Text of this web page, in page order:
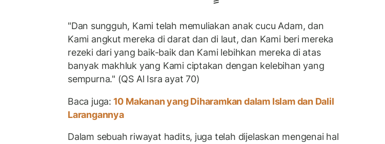
"Dan sungguh, Kami telah memuliakan anak cucu Adam, dan
Kami angkut mereka di darat dan di laut, dan Kami beri mereka
rezeki dari yang baik-baik dan Kami lebihkan mereka di atas
banyak makhluk yang Kami ciptakan dengan kelebihan yang
sempurna." (QS Al Isra ayat 70)
Baca juga: 10 Makanan yang Diharamkan dalam Islam dan Dalil
Larangannya
Dalam sebuah riwayat hadits, juga telah dijelaskan mengenai hal